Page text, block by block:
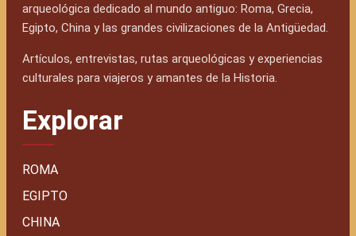
arqueológica dedicado al mundo antiguo: Roma, Grecia,
Egipto, China y las grandes civilizaciones de la Antigüedad.
Artículos, entrevistas, rutas arqueológicas y experiencias
culturales para viajeros y amantes de la Historia.
Explorar
ROMA
EGIPTO
CHINA